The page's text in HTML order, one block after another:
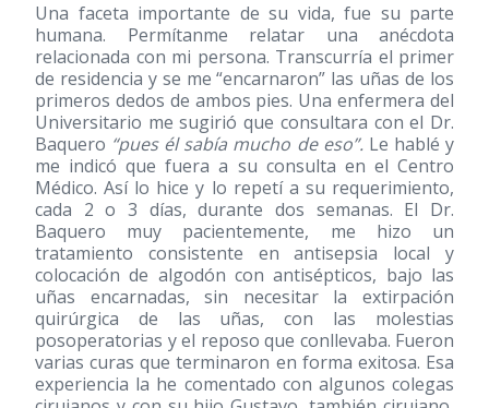
Una faceta importante de su vida, fue su parte
humana. Permítanme relatar una anécdota
relacionada con mi persona. Transcurría el primer
de residencia y se me “encarnaron” las uñas de los
primeros dedos de ambos pies. Una enfermera del
Universitario me sugirió que consultara con el Dr.
Baquero “pues él sabía mucho de eso”. Le hablé y
me indicó que fuera a su consulta en el Centro
Médico. Así lo hice y lo repetí a su requerimiento,
cada 2 o 3 días, durante dos semanas. El Dr.
Baquero muy pacientemente, me hizo un
tratamiento consistente en antisepsia local y
colocación de algodón con antisépticos, bajo las
uñas encarnadas, sin necesitar la extirpación
quirúrgica de las uñas, con las molestias
posoperatorias y el reposo que conllevaba. Fueron
varias curas que terminaron en forma exitosa. Esa
experiencia la he comentado con algunos colegas